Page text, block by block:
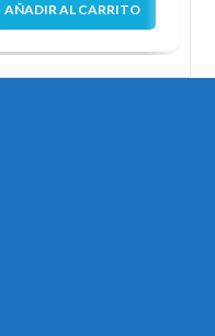
AÑADIR AL CARRITO